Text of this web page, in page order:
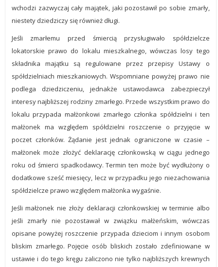
wchodzi zazwyczaj cały majątek, jaki pozostawił po sobie zmarły,
niestety dziedziczy się również długi.
Jeśli zmarłemu przed śmiercią przysługiwało spółdzielcze
lokatorskie prawo do lokalu mieszkalnego, wówczas losy tego
składnika majątku są regulowane przez przepisy Ustawy o
spółdzielniach mieszkaniowych. Wspomniane powyżej prawo nie
podlega dziedziczeniu, jednakże ustawodawca zabezpieczył
interesy najbliższej rodziny zmarłego. Przede wszystkim prawo do
lokalu przypada małżonkowi zmarłego członka spółdzielni i ten
małżonek ma względem spółdzielni roszczenie o przyjęcie w
poczet członków. Żądanie jest jednak ograniczone w czasie –
małżonek może złożyć deklarację członkowską w ciągu jednego
roku od śmierci spadkodawcy. Termin ten może być wydłużony o
dodatkowe sześć miesięcy, lecz w przypadku jego niezachowania
spółdzielcze prawo względem małżonka wygaśnie.
Jeśli małżonek nie złoży deklaracji członkowskiej w terminie albo
jeśli zmarły nie pozostawał w związku małżeńskim, wówczas
opisane powyżej roszczenie przypada dzieciom i innym osobom
bliskim zmarłego. Pojęcie osób bliskich zostało zdefiniowane w
ustawie i do tego kręgu zaliczono nie tylko najbliższych krewnych